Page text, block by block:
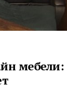
мебели: